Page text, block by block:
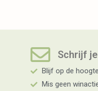
Schrijf
Blijf op de
Mis geen